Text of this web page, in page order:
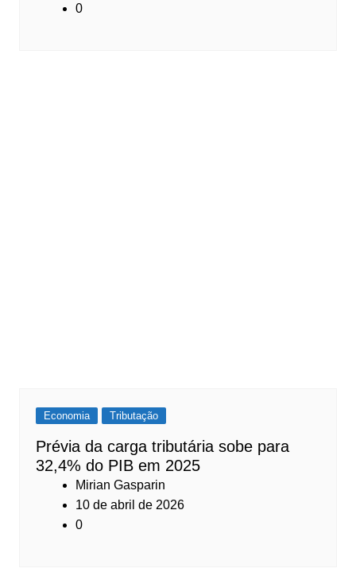
0
Economia Tributação
Prévia da carga tributária sobe para
32,4% do PIB em 2025
Mirian Gasparin
10 de abril de 2026
0